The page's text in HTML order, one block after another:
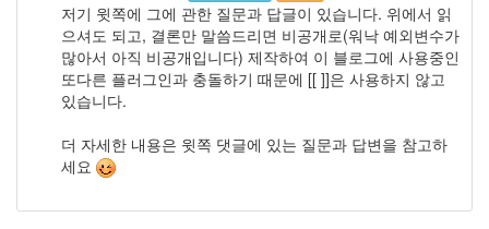
저기 윗쪽에 그에 관한 질문과 답글이 있습니다. 위에서 읽
으셔도 되고, 결론만 말씀드리면 비공개로(워낙 예외변수가
많아서 아직 비공개입니다) 제작하여 이 블로그에 사용중인
또다른 플러그인과 충돌하기 때문에 [[ ]]은 사용하지 않고
있습니다.
더 자세한 내용은 윗쪽 댓글에 있는 질문과 답변을 참고하
세요